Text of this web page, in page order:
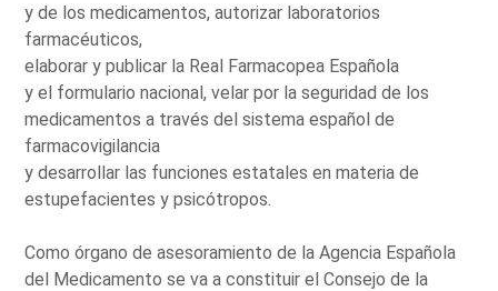
y de los medicamentos, autorizar laboratorios
farmacéuticos,
elaborar y publicar la Real Farmacopea Española
y el formulario nacional, velar por la seguridad de los
medicamentos a través del sistema español de
farmacovigilancia
y desarrollar las funciones estatales en materia de
estupefacientes y psicótropos.
Como órgano de asesoramiento de la Agencia Española
del Medicamento se va a constituir el Consejo de la